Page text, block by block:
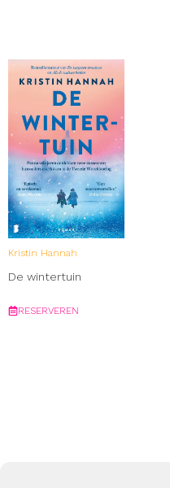
Kristin Hannah
De wintertuin
RESERVEREN